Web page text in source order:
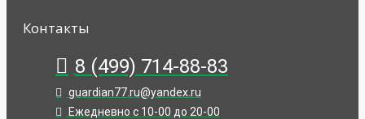
Контакты
8 (499) 714-88-83
guardian77.ru@yandex.ru
Ежедневно с 10-00 до 20-00